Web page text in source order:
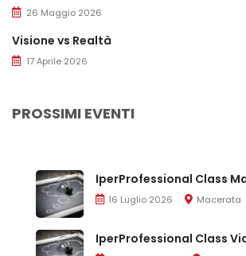
26 Maggio 2026
Visione vs Realtà
17 Aprile 2026
PROSSIMI EVENTI
IperProfessional Class
16 Luglio 2026 Macerata
IperProfessional Class